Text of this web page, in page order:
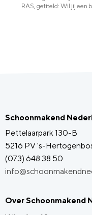
RAS, getiteld: Wil jij een
Schoonmakend
Pettelaarpark 130-B
5216 PV 's-
(073) 648 38 50
Over Schoonmakend